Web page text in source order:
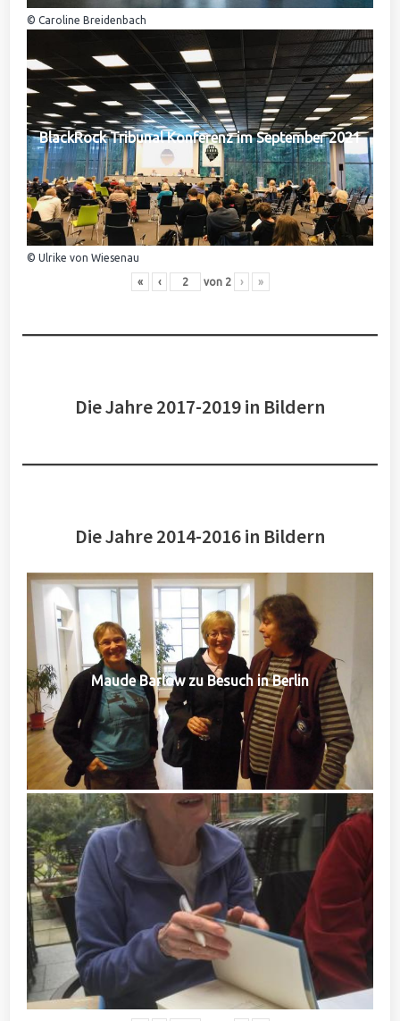
© Caroline Breidenbach
BlackRock Tribunal Konferenz im September 2021
© Ulrike von Wiesenau
« ‹ von 2 › »
Die Jahre 2017-2019 in Bildern
Die Jahre 2014-2016 in Bildern
Maude Barlow zu Besuch in Berlin